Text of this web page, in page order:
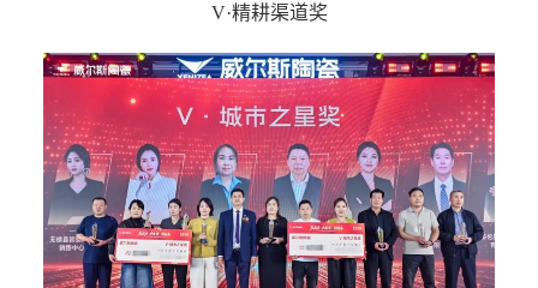
V·精耕渠道奖